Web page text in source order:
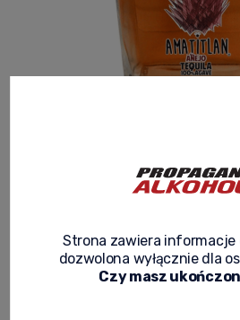
TEQUILA 026
199,00 zł
Net price: 161,79 zł
Strona zawiera informacje
dozwolona wyłącznie dla
Czy masz